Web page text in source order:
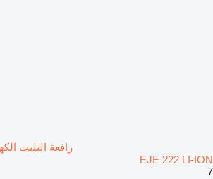
EJE 222 LI-ION
7